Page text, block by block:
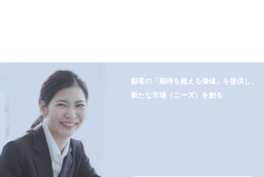
顧客の「期待を超える価値」を提供し、
新たな市場（ニーズ）を創る